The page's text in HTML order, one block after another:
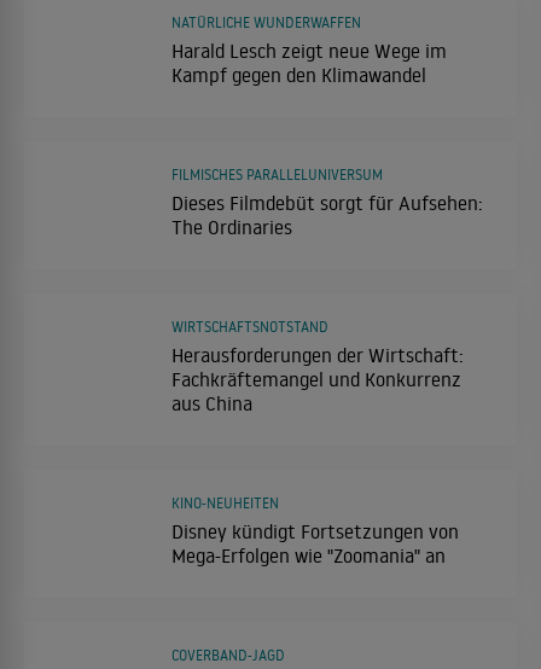
Harald Lesch zeigt neue Wege im
Kampf gegen den Klimawandel
NATÜRLICHE WUNDERWAFFEN
Dieses Filmdebüt sorgt für Aufsehen:
The Ordinaries
FILMISCHES PARALLELUNIVERSUM
Herausforderungen der Wirtschaft:
Fachkräftemangel und Konkurrenz
aus China
WIRTSCHAFTSNOTSTAND
Disney kündigt Fortsetzungen von
Mega-Erfolgen wie "Zoomania" an
KINO-NEUHEITEN
COVERBAND-JAGD